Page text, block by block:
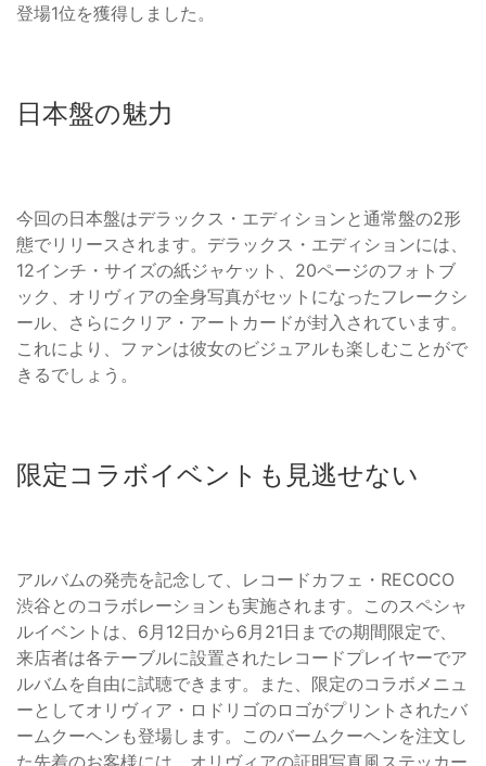
登場1位を獲得しました。
日本盤の魅力
今回の日本盤はデラックス・エディションと通常盤の2形
態でリリースされます。デラックス・エディションには、
12インチ・サイズの紙ジャケット、20ページのフォトブ
ック、オリヴィアの全身写真がセットになったフレークシ
ール、さらにクリア・アートカードが封入されています。
これにより、ファンは彼女のビジュアルも楽しむことがで
きるでしょう。
限定コラボイベントも見逃せない
アルバムの発売を記念して、レコードカフェ・RECOCO
渋谷とのコラボレーションも実施されます。このスペシャ
ルイベントは、6月12日から6月21日までの期間限定で、
来店者は各テーブルに設置されたレコードプレイヤーでア
ルバムを自由に試聴できます。また、限定のコラボメニュ
ーとしてオリヴィア・ロドリゴのロゴがプリントされたバ
ームクーヘンも登場します。このバームクーヘンを注文し